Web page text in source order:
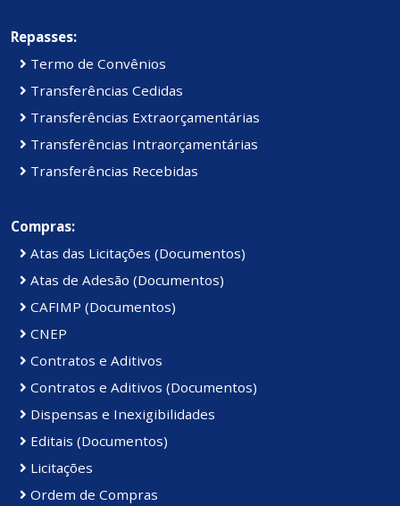
Repasses:
Termo de Convênios
Transferências Cedidas
Transferências Extraorçamentárias
Transferências Intraorçamentárias
Transferências Recebidas
Compras:
Atas das Licitações (Documentos)
Atas de Adesão (Documentos)
CAFIMP (Documentos)
CNEP
Contratos e Aditivos
Contratos e Aditivos (Documentos)
Dispensas e Inexigibilidades
Editais (Documentos)
Licitações
Ordem de Compras